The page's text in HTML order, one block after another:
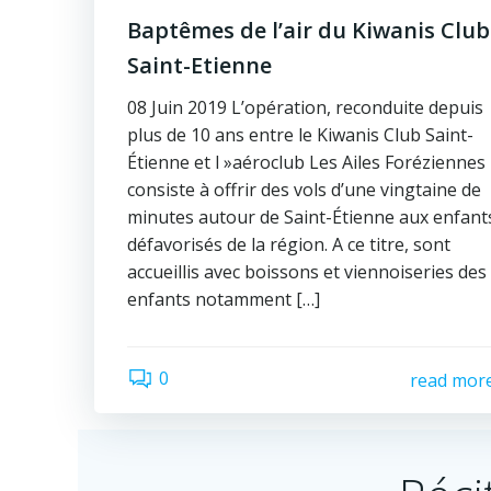
Baptêmes de l’air du Kiwanis Club
Saint-Etienne
08 Juin 2019 L’opération, reconduite depuis
plus de 10 ans entre le Kiwanis Club Saint-
Étienne et l »aéroclub Les Ailes Foréziennes
consiste à offrir des vols d’une vingtaine de
minutes autour de Saint-Étienne aux
défavorisés de la région. A ce titre, sont
accueillis avec boissons et viennoiseries des
enfants notamment […]
0 read